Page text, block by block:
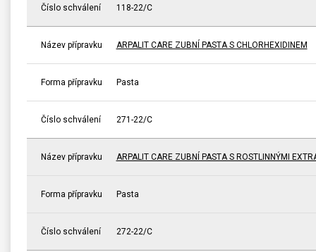
Číslo schválení 118-22/C
Název přípravku ARPALIT CARE ZUBNÍ PASTA S CHLORHEXIDINEM
Forma přípravku Pasta
Číslo schválení 271-22/C
Název přípravku ARPALIT CARE ZUBNÍ PASTA S ROSTLINNÝMI
Forma přípravku Pasta
Číslo schválení 272-22/C